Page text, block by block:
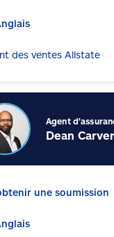
des ventes Allstate
Agent
Dean
une soumission